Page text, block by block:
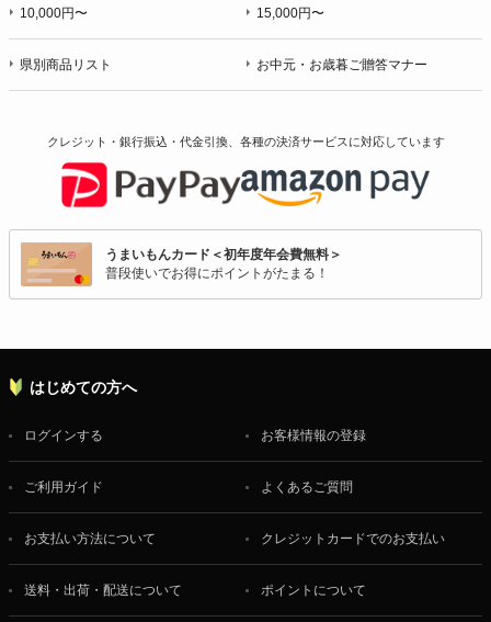
10,000円〜 15,000円〜
県別商品リスト お中元・お歳暮ご贈答マナー
クレジット・銀行振込・代金引換、各種の決済サービスに対応しています
うまいもんカード＜初年度年会費無料＞
普段使いでお得にポイントがたまる！
はじめての方へ
ログインする お客様情報の登録
ご利用ガイド よくあるご質問
お支払い方法について クレジットカードでのお支払い
送料・出荷・配送について ポイントについて